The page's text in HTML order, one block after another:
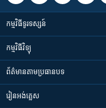
កម្មវិធី​ទូរទស្សន៍
កម្មវិធី​វិទ្យុ
ព័ត៌មាន​តាមប្រធានបទ​
រៀន​​អង់គ្លេស